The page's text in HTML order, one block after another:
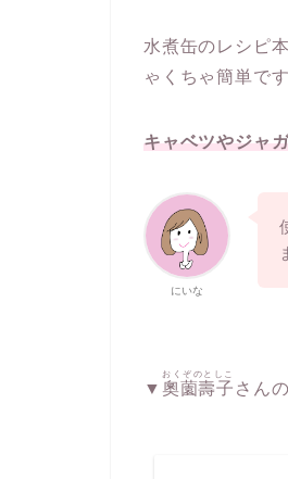
水煮缶のレシピ
ゃくちゃ簡単です
キャベツやジャ
にいな
▼ 奧薗壽子
おくぞのとしこ
さん